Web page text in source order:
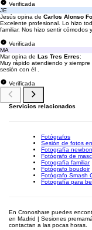
Verificada
JE
Jesús opina de Carlos Alonso
Excelente profesional. Lo hizo
familiar. Nos hizo sentir cómodos
Verificada
MA
Mar opina de Las Tres Erres:
Muy rápido atendiendo y
sesión con él .
Verificada
Servicios relacionados
Fotógrafos
Sesión de fotos
Fotografía
Fotógrafo de
Fotografía familiar
Fotógrafo boudoir
Fotógrafo Smash
Fotografía para
En Cronoshare puedes
en Madrid | Sesiones
contactan a las pocas horas.